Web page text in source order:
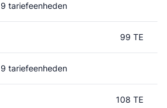
9 tariefeenheden
99 TE
9 tariefeenheden
108 TE